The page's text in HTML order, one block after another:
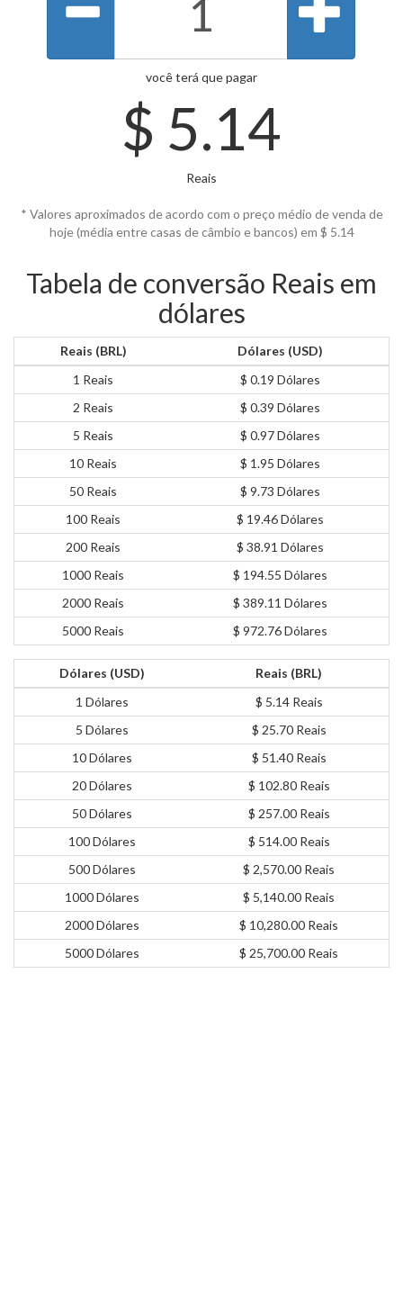
você terá que pagar
$ 5.14
Reais
* Valores aproximados de acordo com o preço médio de venda de
hoje (média entre casas de câmbio e bancos) em $ 5.14
Tabela de conversão Reais em
dólares
Reais (BRL)
Dólares (USD)
1 Reais
$ 0.19 Dólares
2 Reais
$ 0.39 Dólares
5 Reais
$ 0.97 Dólares
10 Reais
$ 1.95 Dólares
50 Reais
$ 9.73 Dólares
100 Reais
$ 19.46 Dólares
200 Reais
$ 38.91 Dólares
1000 Reais
$ 194.55 Dólares
2000 Reais
$ 389.11 Dólares
5000 Reais
$ 972.76 Dólares
Dólares (USD)
Reais (BRL)
1 Dólares
$ 5.14 Reais
5 Dólares
$ 25.70 Reais
10 Dólares
$ 51.40 Reais
20 Dólares
$ 102.80 Reais
50 Dólares
$ 257.00 Reais
100 Dólares
$ 514.00 Reais
500 Dólares
$ 2,570.00 Reais
1000 Dólares
$ 5,140.00 Reais
2000 Dólares
$ 10,280.00 Reais
5000 Dólares
$ 25,700.00 Reais